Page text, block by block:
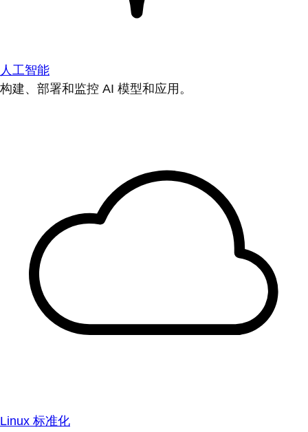
人工智能
构建、部署和监控 AI 模型和应用。
Linux 标准化